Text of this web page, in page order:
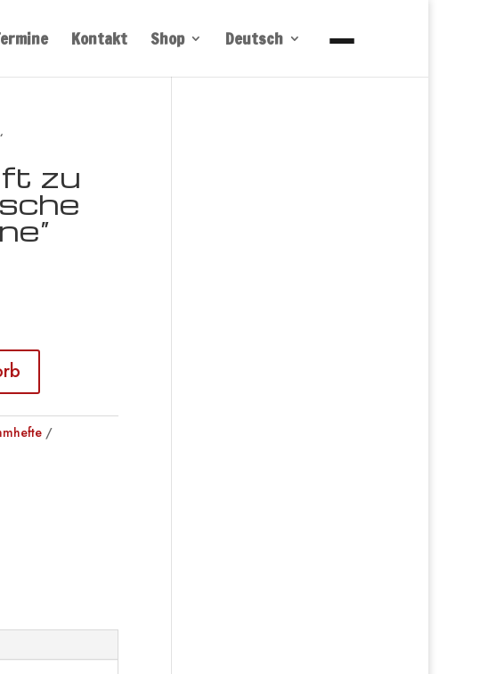
Kontakt Shop Deutsch
zu